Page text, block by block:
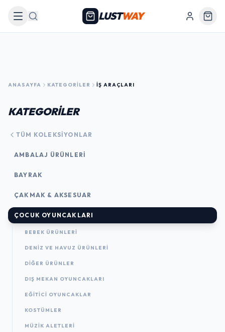
Arama LUSTWAY
ANASAYFA KATEGORILER İŞ ARAÇLARI
KATEGORİLER
TÜM KOLEKSIYONLAR
AMBALAJ ÜRÜNLERI
BAYRAK
ÇAKMAK & AKSESUAR
ÇOCUK OYUNCAKLARI
BEBEK ÜRÜNLERI
DENIZ VE HAVUZ ÜRÜNLERI
DIĞER ÜRÜNLER
DIŞ MEKAN OYUNCAKLARI
EĞITICI OYUNCAKLAR
KOSTÜMLER
MÜZIK ALETLERI